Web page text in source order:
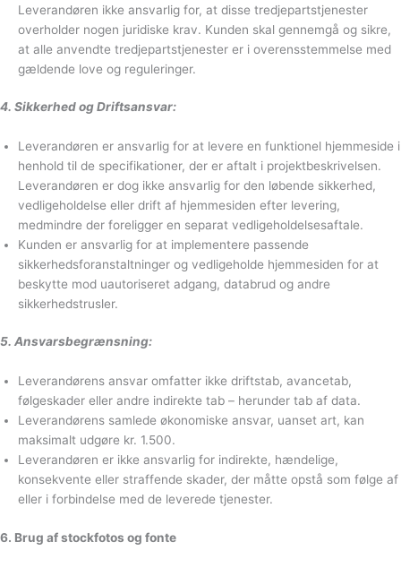
Leverandøren ikke ansvarlig for, at disse tredjepartstjenester
overholder nogen juridiske krav. Kunden skal gennemgå og sikre,
at alle anvendte tredjepartstjenester er i overensstemmelse med
gældende love og reguleringer.
4. Sikkerhed og Driftsansvar:
Leverandøren er ansvarlig for at levere en funktionel hjemmeside i
henhold til de specifikationer, der er aftalt i projektbeskrivelsen.
Leverandøren er dog ikke ansvarlig for den løbende sikkerhed,
vedligeholdelse eller drift af hjemmesiden efter levering,
medmindre der foreligger en separat vedligeholdelsesaftale.
Kunden er ansvarlig for at implementere passende
sikkerhedsforanstaltninger og vedligeholde hjemmesiden for at
beskytte mod uautoriseret adgang, databrud og andre
sikkerhedstrusler.
5. Ansvarsbegrænsning:
Leverandørens ansvar omfatter ikke driftstab, avancetab,
følgeskader eller andre indirekte tab – herunder tab af data.
Leverandørens samlede økonomiske ansvar, uanset art, kan
maksimalt udgøre kr. 1.500.
Leverandøren er ikke ansvarlig for indirekte, hændelige,
konsekvente eller straffende skader, der måtte opstå som følge af
eller i forbindelse med de leverede tjenester.
6. Brug af stockfotos og fonte